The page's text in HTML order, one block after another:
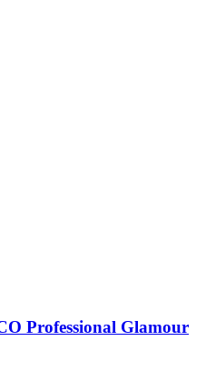
Professional Glamour